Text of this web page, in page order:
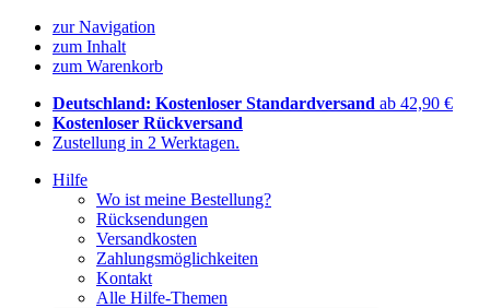
zur Navigation
zum Inhalt
zum Warenkorb
Deutschland: Kostenloser Standardversand ab 42,90 €
Kostenloser Rückversand
Zustellung in 2 Werktagen.
Hilfe
Wo ist meine Bestellung?
Rücksendungen
Versandkosten
Zahlungsmöglichkeiten
Kontakt
Alle Hilfe-Themen